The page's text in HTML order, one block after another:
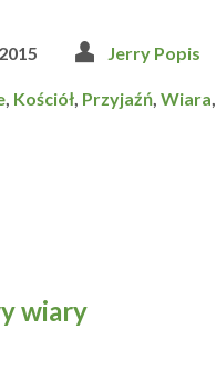
Jerry Popis
, Kościół, Przyjaźń, Wiara,
wiary